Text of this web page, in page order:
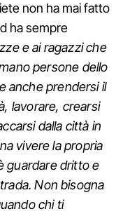
non ha mai fatto
ha sempre
e ai ragazzi che
persone dello
anche prendersi il
lavorare, crearsi
dalla città in
vivere la propria
guardare dritto e
Non bisogna
chi ti